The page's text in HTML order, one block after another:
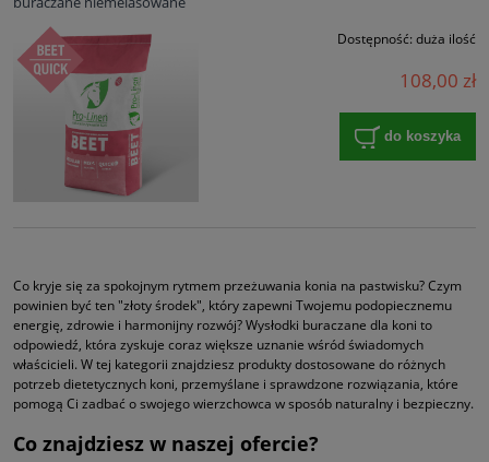
Dostępność: duża ilość
108,00 zł
do koszyka
Co kryje się za spokojnym rytmem przeżuwania konia na pastwisku? Czym
powinien być ten "złoty środek", który zapewni Twojemu podopiecznemu
energię, zdrowie i harmonijny rozwój? Wysłodki buraczane dla koni to
odpowiedź, która zyskuje coraz większe uznanie wśród świadomych
właścicieli. W tej kategorii znajdziesz produkty dostosowane do różnych
potrzeb dietetycznych koni, przemyślane i sprawdzone rozwiązania, które
pomogą Ci zadbać o swojego wierzchowca w sposób naturalny i bezpieczny.
Co znajdziesz w naszej ofercie?